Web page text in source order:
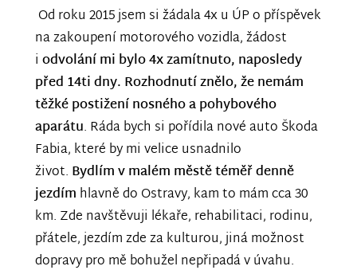
Od roku 2015 jsem si žádala 4x u ÚP o příspěvek
na zakoupení motorového vozidla, žádost
i odvolání mi bylo 4x zamítnuto, naposledy
před 14ti dny. Rozhodnutí znělo, že nemám
těžké postižení nosného a pohybového
aparátu. Ráda bych si pořídila nové auto Škoda
Fabia, které by mi velice usnadnilo
život. Bydlím v malém městě téměř denně
jezdím hlavně do Ostravy, kam to mám cca 30
km. Zde navštěvuji lékaře, rehabilitaci, rodinu,
přátele, jezdím zde za kulturou, jiná možnost
dopravy pro mě bohužel nepřipadá v úvahu.